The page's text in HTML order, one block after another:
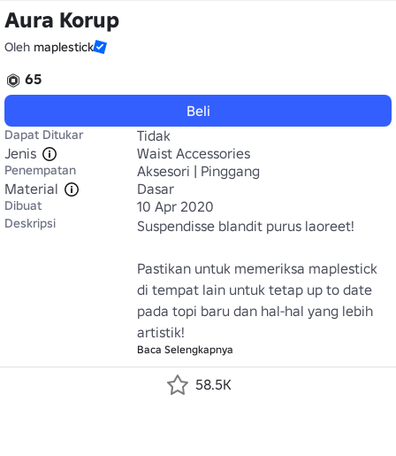
Aura Korup
Oleh maplestick
65
Beli
Dapat Ditukar
Tidak
Jenis
Waist Accessories
Penempatan
Aksesori | Pinggang
Material
Dasar
Dibuat 10 Apr 2020
Deskripsi Suspendisse blandit purus laoreet!
Pastikan untuk memeriksa maplestick
di tempat lain untuk tetap up to date
pada topi baru dan hal-hal yang lebih
artistik!
Baca Selengkapnya
58.5K